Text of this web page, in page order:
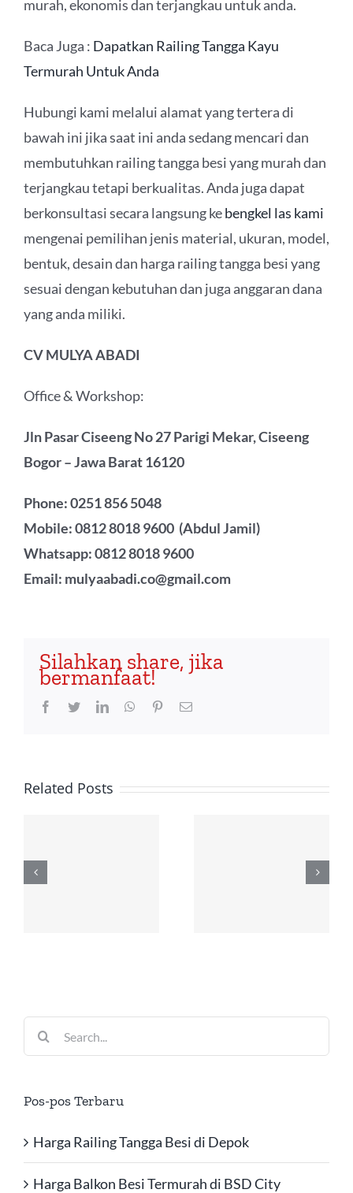
murah, ekonomis dan terjangkau untuk anda.
Baca Juga : Dapatkan Railing Tangga Kayu
Termurah Untuk Anda
Hubungi kami melalui alamat yang tertera di
bawah ini jika saat ini anda sedang mencari dan
membutuhkan railing tangga besi yang murah dan
terjangkau tetapi berkualitas. Anda juga dapat
berkonsultasi secara langsung kebengkel las kami
mengenai pemilihan jenis material, ukuran, model,
bentuk, desain dan harga railing tangga besi yang
sesuai dengan kebutuhan dan juga anggaran dana
yang anda miliki.
CV MULYA ABADI
Office & Workshop:
Jln Pasar Ciseeng No 27 Parigi Mekar, Ciseeng
Bogor – Jawa Barat 16120
Phone: 0251 856 5048
Mobile: 0812 8018 9600 (Abdul Jamil)
Whatsapp: 0812 8018 9600
Email: mulyaabadi.co@gmail.com
Silahkan share, jika
bermanfaat!
Facebook
TwitterLinkedInWhatsApp
PinterestEmail
Related Posts
Search
for:
Pos-pos Terbaru
Harga Railing Tangga Besi di Depok
Harga Balkon Besi Termurah di BSD City